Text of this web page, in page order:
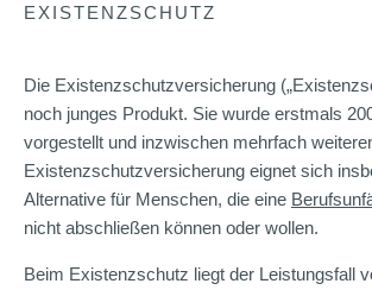
EXISTENZSCHUTZ
Die Existenzschutzversicherung
noch junges Produkt. Sie wurde erstmals
vorgestellt und inzwischen mehrfach
Existenzschutzversicherung eignet sich
Alternative für Menschen, die eine
nicht abschließen können oder wollen.
Beim Existenzschutz liegt der Leistungsfall